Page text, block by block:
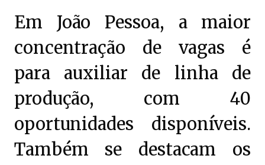
Em João Pessoa, a maior
concentração de vagas é
para auxiliar de linha de
produção, com 40
oportunidades disponíveis.
Também se destacam os